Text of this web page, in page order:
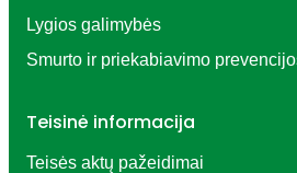
Lygios galimybės
Smurto ir priekabiavimo
Teisinė informacija
Teisės aktų pažeidimai